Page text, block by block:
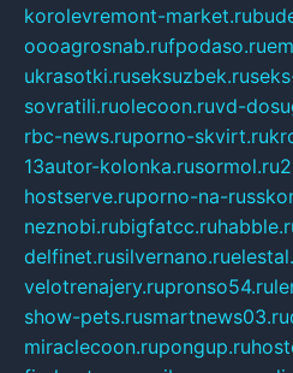
korolevremont-market.ru
oooagrosnab.rufpodaso.ru
ukrasotki.ruseksuzbek.ru
sovratili.ruolecoon.ruvd-
rbc-news.ruporno-skvirt.ru
13autor-kolonka.rusormol.ru
hostserve.ruporno-na-
neznobi.rubigfatcc.ru
delfinet.rusilvernano.ru
velotrenajery.rupronso54.ru
show-pets.rusmartnews03.ru
miraclecoon.rupongup.ru